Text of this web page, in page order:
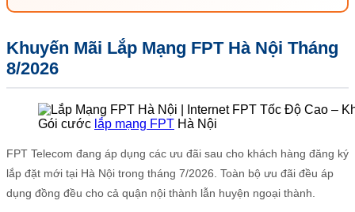
Khuyến Mãi Lắp Mạng FPT Hà Nội Tháng
8/2026
Gói cước lắp mạng FPT Hà Nội
FPT Telecom đang áp dụng các ưu đãi sau cho khách hàng đăng ký
lắp đặt mới tại Hà Nội trong tháng 7/2026. Toàn bộ ưu đãi đều áp
dụng đồng đều cho cả quận nội thành lẫn huyện ngoại thành.